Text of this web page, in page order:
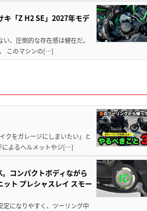
キ「Z H2 SE」2027年モデ
、圧倒的な存在感は健在だ。
このマシンの[…]
クをガレージにしまいたい」と
によるヘルメットやジ[…]
コンパクトボディながら
ト プレシャスレイ スモー
定になりやすく、ツーリング中